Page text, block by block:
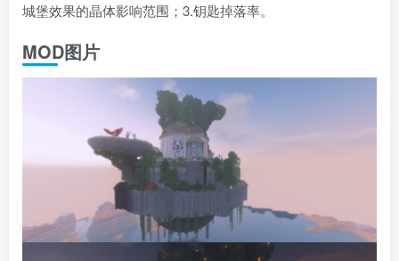
城堡效果的晶体影响范围；3.钥匙掉落率。
MOD图片